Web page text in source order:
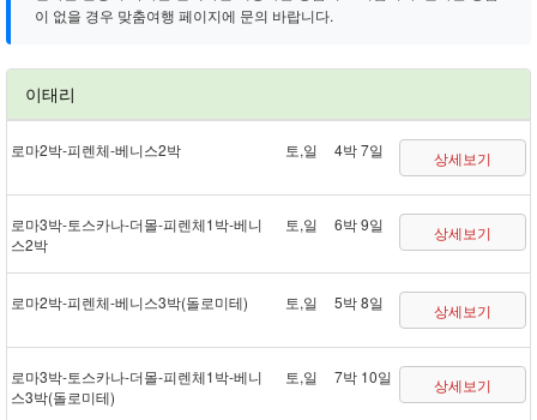
이 없을 경우 맞춤여행 페이지에 문의 바랍니다.
이태리
로마 2박 - 피렌체 - 베니스 2박 토,일 4박 7일 상세보기
로마 3박 - 토스카나 - 더몰 - 피렌체 1박 - 베니
스 2박
토,일 6박 9일 상세보기
로마 2박 - 피렌체 - 베니스 3박(돌로미테) 토,일 5박 8일 상세보기
로마 3박 - 토스카나 - 더몰 - 피렌체 1박 - 베니
스 3박(돌로미테)
토,일 7박 10일 상세보기